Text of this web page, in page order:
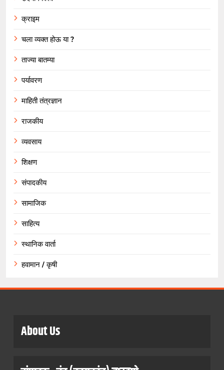
क्राइम
चला व्यक्त होऊ या ?
ताज्या बातम्या
पर्यावरण
माहिती तंत्रज्ञान
राजकीय
व्यवसाय
शिक्षण
संपादकीय
सामाजिक
साहित्य
स्थानिक वार्ता
हवामान / कृषी
About Us